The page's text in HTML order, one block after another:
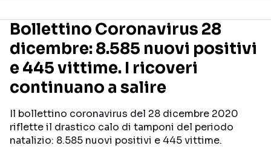
Seguici sui social
Bollettino Coronavirus 28
dicembre: 8.585 nuovi positivi
e 445 vittime. I ricoveri
continuano a salire
Il bollettino coronavirus del 28 dicembre 2020
riflette il drastico calo di tamponi del periodo
natalizio: 8.585 nuovi positivi e 445 vittime.